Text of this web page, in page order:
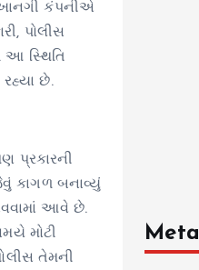
કંપનીએ
પોલીસ
આ સ્થિતિ
છે.
પ્રકારની
કાગળ બનાવ્યું
આવે છે.
મોટી
તેમની
Meta